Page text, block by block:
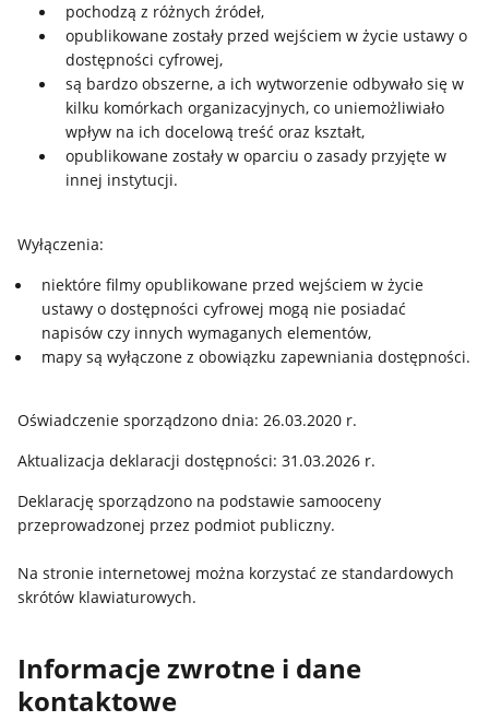
pochodzą z różnych źródeł,
opublikowane zostały przed wejściem w życie ustawy o
dostępności cyfrowej,
są bardzo obszerne, a ich wytworzenie odbywało się w
kilku komórkach organizacyjnych, co uniemożliwiało
wpływ na ich docelową treść oraz kształt,
opublikowane zostały w oparciu o zasady przyjęte w
innej instytucji.
Wyłączenia:
niektóre filmy opublikowane przed wejściem w życie
ustawy o dostępności cyfrowej mogą nie posiadać
napisów czy innych wymaganych elementów,
mapy są wyłączone z obowiązku zapewniania dostępności.
Oświadczenie sporządzono dnia: 26.03.2020 r.
Aktualizacja deklaracji dostępności: 31.03.2026 r.
Deklarację sporządzono na podstawie samooceny
przeprowadzonej przez podmiot publiczny.
Na stronie internetowej można korzystać ze standardowych
skrótów klawiaturowych.
Informacje zwrotne i dane
kontaktowe